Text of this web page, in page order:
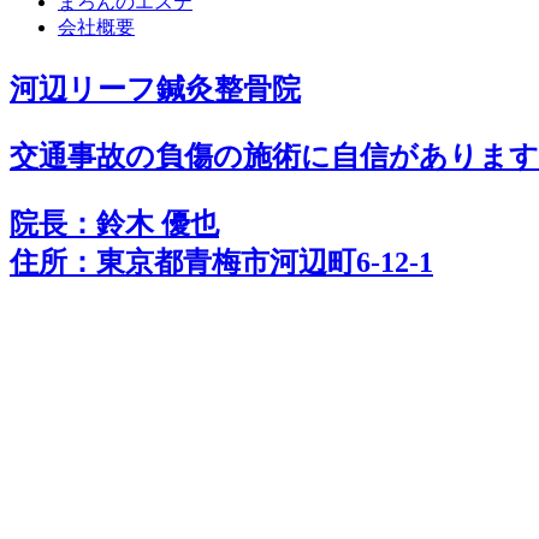
会社概要
河辺リーフ鍼灸整骨院
交通事故の負傷の施術に自信がありま
院長：鈴木 優也
住所：東京都青梅市河辺町6-12-1